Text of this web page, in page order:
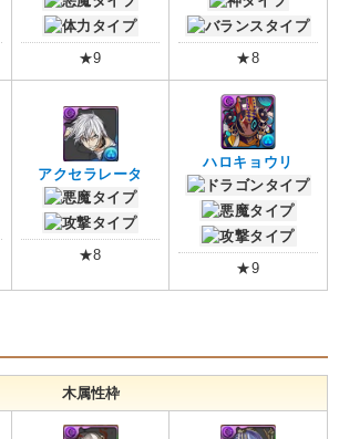
★9 ★8
アクセラレータ
★8
ハロキョウリ
★9
木属性枠